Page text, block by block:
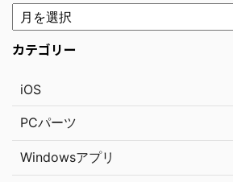
カテゴリー
iOS
PCパーツ
Windowsアプリ